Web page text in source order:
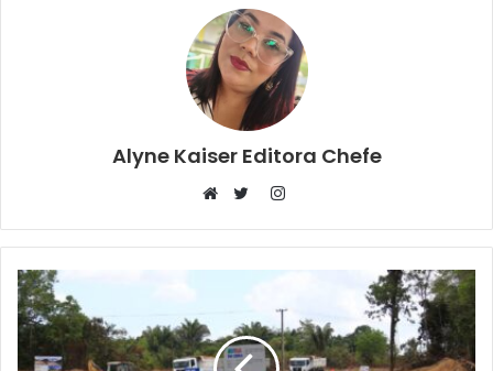
Alyne Kaiser Editora Chefe
Instagram